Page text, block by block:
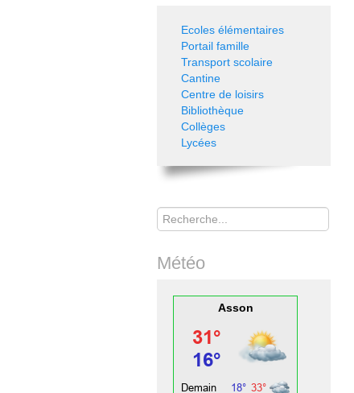
Ecoles élémentaires
Portail famille
Transport scolaire
Cantine
Centre de loisirs
Bibliothèque
Collèges
Lycées
Rechercher
Météo
Asson